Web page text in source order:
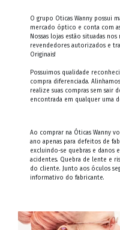
O grupo Oticas Wanny possui
mercado óptico e conta com
Nossas lojas estão situadas
revendedores autorizados e
Originais!
Possuimos qualidade
compra diferenciada.
realize suas compras sem sair
encontrada em qualquer uma
Ao comprar na Óticas Wanny
ano apenas para defeitos de
excluindo-se quebras e danos
acidentes. Quebra de lente e
do cliente. Junto aos óculos
informativo do fabricante.